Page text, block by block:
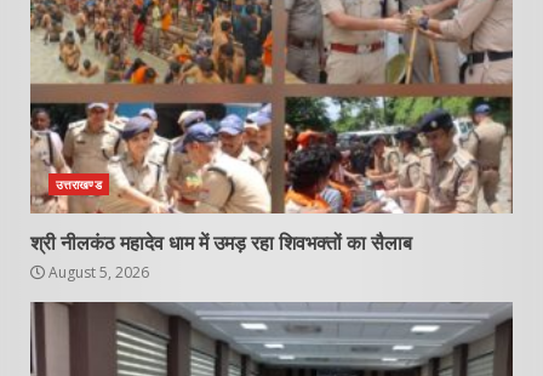
उत्तराखण्ड
श्री नीलकंठ महादेव धाम में उमड़ रहा शिवभक्तों का सैलाब
August 5, 2026